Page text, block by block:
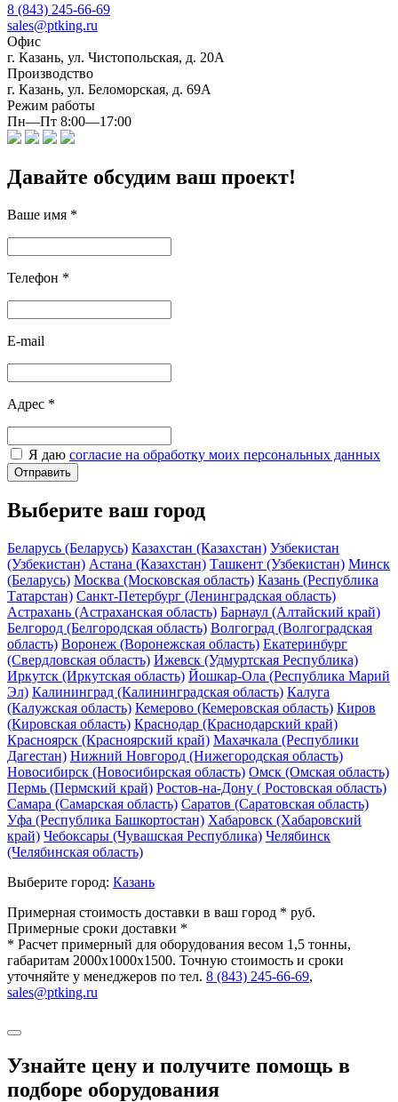
8 (843) 245-66-69
sales@ptking.ru
Офис
г. Казань, ул. Чистопольская, д. 20А
Производство
г. Казань, ул. Беломорская, д. 69А
Режим работы
Пн—Пт 8:00—17:00
Давайте обсудим ваш проект!
Ваше имя *
Телефон *
E-mail
Адрес *
Я даю согласие на обработку моих персональных данных
Отправить
Выберите ваш город
Беларусь (Беларусь) Казахстан (Казахстан) Узбекистан
(Узбекистан) Астана (Казахстан) Ташкент (Узбекистан) Минск
(Беларусь) Москва (Московская область) Казань (Республика
Татарстан) Санкт-Петербург (Ленинградская область)
Астрахань (Астраханская область) Барнаул (Алтайский край)
Белгород (Белгородская область) Волгоград (Волгоградская
область) Воронеж (Воронежская область) Екатеринбург
(Свердловская область) Ижевск (Удмуртская Республика)
Иркутск (Иркутская область) Йошкар-Ола (Республика Марий
Эл) Калининград (Калининградская область) Калуга
(Калужская область) Кемерово (Кемеровская область) Киров
(Кировская область) Краснодар (Краснодарский край)
Красноярск (Красноярский край) Махачкала (Республики
Дагестан) Нижний Новгород (Нижегородская область)
Новосибирск (Новосибирская область) Омск (Омская область)
Пермь (Пермский край) Ростов-на-Дону ( Ростовская область)
Самара (Самарская область) Саратов (Саратовская область)
Уфа (Республика Башкортостан) Хабаровск (Хабаровский
край) Чебоксары (Чувашская Республика) Челябинск
(Челябинская область)
Выберите город: Казань
Примерная стоимость доставки в ваш город * руб.
Примерные сроки доставки *
* Расчет примерный для оборудования весом 1,5 тонны,
габаритам 2000х1000х1500. Точную стоимость и сроки
уточняйте у менеджеров по тел. 8 (843) 245-66-69,
sales@ptking.ru
Узнайте цену и получите помощь в
подборе оборудования